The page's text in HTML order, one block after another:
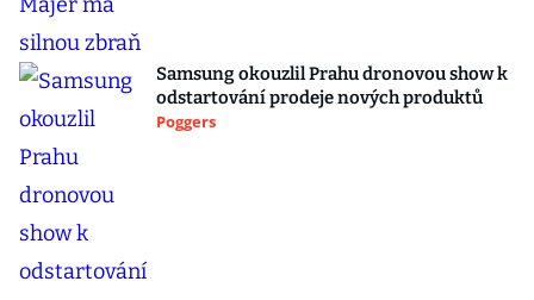
Samsung okouzlil Prahu dronovou show k
odstartování prodeje nových produktů
Poggers